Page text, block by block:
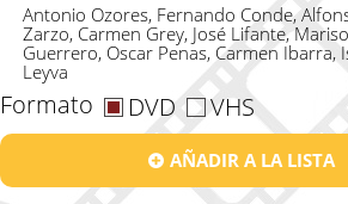
Antonio Ozores, Fernando Conde,
Zarzo, Carmen Grey, José Lifante,
Guerrero, Oscar Penas, Carmen Ibarra,
Leyva
Formato DVD VHS
AÑADIR A LA LISTA